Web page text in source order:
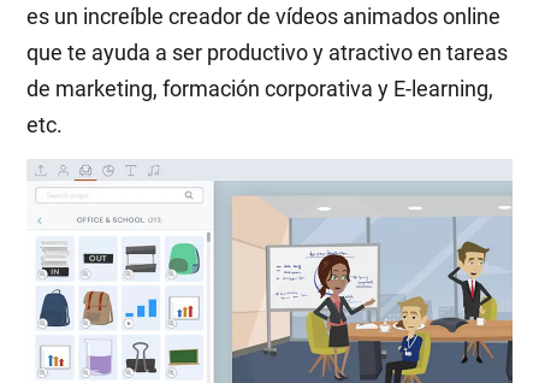
es un increíble creador de vídeos animados online
que te ayuda a ser productivo y atractivo en tareas
de marketing, formación corporativa y E-learning,
etc.